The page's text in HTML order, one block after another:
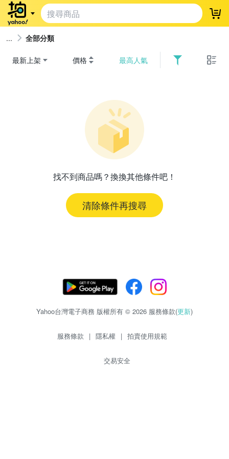
登
全部分類
最新上架 價格 最高人氣
找不到商品嗎？換換其他條件吧！
清除條件再搜尋
Yahoo台灣電子商務 版權所有 © 2026 服務條款(更新)
服務條款 | 隱私權 | 拍賣使用規範
交易安全